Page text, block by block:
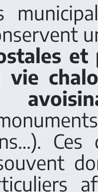
et